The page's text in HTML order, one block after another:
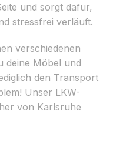
und sorgt dafür,
stressfrei verläuft.
verschiedenen
deine Möbel und
den Transport
Unser LKW-
von Karlsruhe